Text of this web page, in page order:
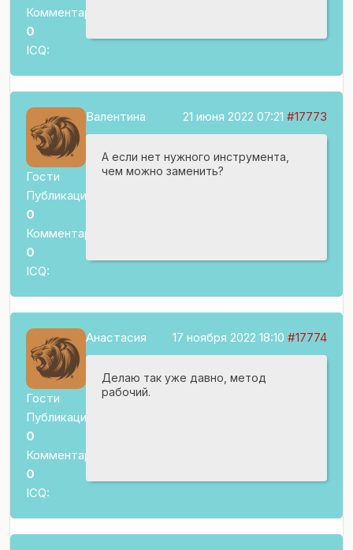
Комментариев:
0
ICQ:
Гости
Публикаций:
0
Комментариев:
0
ICQ:
Валентина 21 июня 2022 07:21 #17773
А если нет нужного инструмента,
чем можно заменить?
Гости
Публикаций:
0
Комментариев:
0
ICQ:
Анастасия 17 ноября 2022 18:10 #17774
Делаю так уже давно, метод
рабочий.